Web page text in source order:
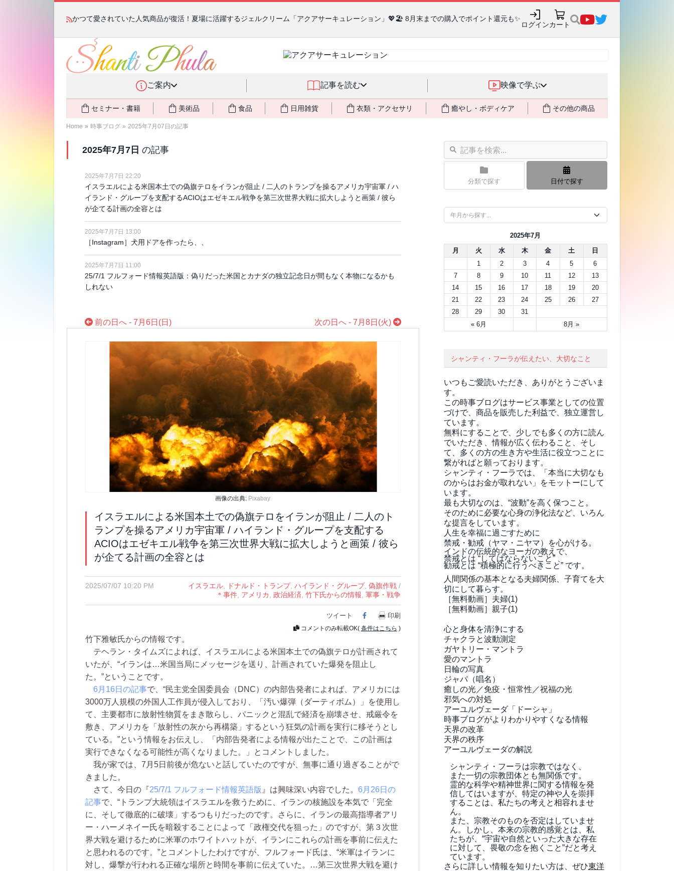
かつて愛されていた人気商品が復活！夏場に活躍するジェルクリーム「アクアサーキュレーション」💖🏖️ 8月末までの購入でポイント還元も✨
ログインカート
ご案内 記事を読む 映像で学ぶ
セミナー・書籍 美術品 食品 日用雑貨 衣類・アクセサリ 癒やし・ボディケア その他の商品
Home » 時事ブログ » 2025年7月07日の記事
2025年7月7日 の記事
2025年7月7日 22:20
イスラエルによる米国本土での偽旗テロをイランが阻止 / 二人のトランプを操るアメリカ宇宙軍 / ハ
イランド・グループを支配するACIOはエゼキエル戦争を第三次世界大戦に拡大しようと画策 / 彼ら
が企てる計画の全容とは
2025年7月7日 13:00
［Instagram］犬用ドアを作ったら、、
2025年7月7日 11:00
25/7/1 フルフォード情報英語版：偽りだった米国とカナダの独立記念日が間もなく本物になるかも
しれない
前の日へ - 7月6日(日) 次の日へ - 7月8日(火)
画像の出典: Pixabay
イスラエルによる米国本土での偽旗テロをイランが阻止 / 二人のト
ランプを操るアメリカ宇宙軍 / ハイランド・グループを支配する
ACIOはエゼキエル戦争を第三次世界大戦に拡大しようと画策 / 彼ら
が企てる計画の全容とは
2025/07/07 10:20 PM イスラエル, ドナルド・トランプ, ハイランド・グループ, 偽旗作戦/
＊事件, アメリカ 政治経済 竹下氏からの情報 軍事・戦争
ツイート Facebook
印刷
コメントのみ転載OK( 条件はこちら )
竹下雅敏氏からの情報です。
テヘラン・タイムズによれば、イスラエルによる米国本土での偽旗テロが計画されて
いたが、“イランは…米国当局にメッセージを送り、計画されていた爆発を阻止し
た。”ということです。
6月16日の記事で、“民主党全国委員会（DNC）の内部告発者によれば、アメリカには
3000万人規模の外国人工作員が侵入しており、「汚い爆弾（ダーティボム）」を使用し
て、主要都市に放射性物質をまき散らし、パニックと混乱で経済を崩壊させ、戒厳令を
敷き、アメリカを「放射性の灰から再構築」するという狂気の計画を実行に移そうとし
ている。”という情報をお伝えし、「内部告発者による情報が出たことで、この計画は
実行できなくなる可能性が高くなりました。」とコメントしました。
我が家では、7月5日前後が危ないと話していたのですが、無事に通り過ぎることがで
きました。
さて、今日の『25/7/1 フルフォード情報英語版 』は興味深い内容でした。 6月26日の
記事で、“トランプ大統領はイスラエルを救うために、イランの核施設を本気で「完全
に、そして徹底的に破壊」するつもりだったのです。さらに、イランの最高指導者アリ
ー・ハーメネイー氏を暗殺することによって「政権交代を狙った」のですが、第３次世
界大戦を避けるために米軍のホワイトハットが、イランにこれらの計画を事前に伝えた
と思われるのです。”とコメントしたわけですが、フルフォード氏は、“米軍はイランに
対し、爆撃が行われる正確な場所と時間を事前に伝えていた。…第三次世界大戦を避け
分類で探す 日付で探す
2025年7月
月
火 水 木 金 土 日
« 6月 8月 »
1 2 3 4 5
6
7
8 9 10 11 12
13
14
15 16 17 18 19
20
21
22 23 24 25 26
27
28
29 30 31
シャンティ・フーラが伝えたい、大切なこと
いつもご愛読いただき、ありがとうございま
す。
この時事ブログはサービス事業としての位置
づけで、商品を販売した利益で、独立運営し
ています。
無料にすることで、少しでも多くの方に読ん
でいただき、情報が広く伝わること、そし
て、 多くの方の生き方や生活に役立つことに
繋がればと願っております。
シャンティ・フーラでは、「本当に大切なも
のからはお金が取れない」をモットーにして
います。
最も大切なのは、“波動”を高く保つこと。
そのために必要な心身の浄化法など、いろん
な提言をしています。
人生を幸福に過ごすために
禁戒・勧戒（ヤマ・ニヤマ）を心がける。
インドの伝統的なヨーガの教えで、
禁戒とは “してはならないこと” 、
勧戒とは “積極的に行うべきこと” です。
人間関係の基本となる夫婦関係、子育てを大
切にして暮らす。
［無料動画］夫婦(1)
［無料動画］親子(1)
心と身体を清浄にする
チャクラと波動測定
ガヤトリー・マントラ
愛のマントラ
日輪の写真
ジャパ（唱名）
癒しの光／免疫・恒常性／祝福の光
邪気への対処
アーユルヴェーダ「ドーシャ」
時事ブログがよりわかりやすくなる情報
天界の改革
天界の秩序
アーユルヴェーダの解説
シャンティ・フーラは宗教ではなく、
また一切の宗教団体とも無関係です。
霊的な科学や精神世界に関する情報を発
信してはいますが、特定の神や人を崇拝
することは、私たちの考えと相容れませ
ん。
また、宗教そのものを否定はしていませ
ん。しかし、本来の宗教的感覚とは、私
たちが、“宇宙や自然といった大きな存在
に対して、畏敬の念を抱くこと”だと考え
ています。
さらに詳しい情報を知りたい方は、ぜひ東洋